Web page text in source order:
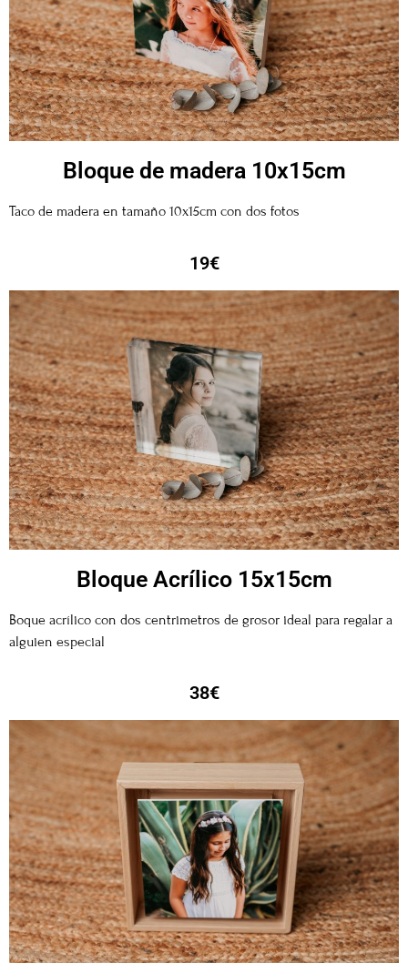
Bloque de madera 10x15cm
Taco de madera en tamaño 10x15cm con dos fotos
19€
Bloque Acrílico 15x15cm
Boque acrílico con dos centrimetros de grosor ideal para regalar a
alguien especial
38€